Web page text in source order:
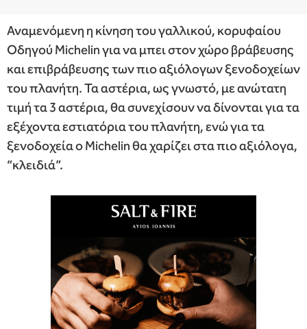
Αναμενόμενη η κίνηση του γαλλικού, κορυφαίου
Οδηγού Michelin για να μπει στον χώρο βράβευσης
και επιβράβευσης των πιο αξιόλογων ξενοδοχείων
του πλανήτη. Τα αστέρια, ως γνωστό, με ανώτατη
τιμή τα 3 αστέρια, θα συνεχίσουν να δίνονται για τα
εξέχοντα εστιατόρια του πλανήτη, ενώ για τα
ξενοδοχεία ο Michelin θα χαρίζει στα πιο αξιόλογα,
“κλειδιά”.